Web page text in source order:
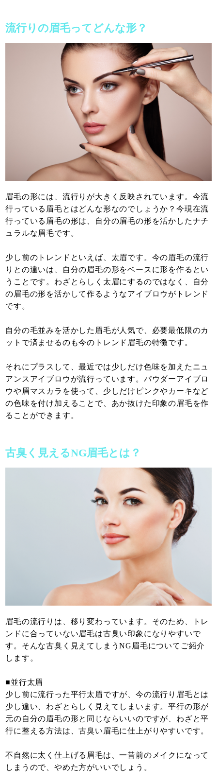
流行りの眉毛ってどんな形？
眉毛の形には、流行りが大きく反映されています。今流
行っている眉毛とはどんな形なのでしょうか？今現在流
行っている眉毛の形は、自分の眉毛の形を活かしたナチ
ュラルな眉毛です。
少し前のトレンドといえば、太眉です。今の眉毛の流行
りとの違いは、自分の眉毛の形をベースに形を作るとい
うことです。わざとらしく太眉にするのではなく、自分
の眉毛の形を活かして作るようなアイブロウがトレンド
です。
自分の毛並みを活かした眉毛が人気で、必要最低限のカ
ットで済ませるのも今のトレンド眉毛の特徴です。
それにプラスして、最近では少しだけ色味を加えたニュ
アンスアイブロウが流行っています。パウダーアイブロ
ウや眉マスカラを使って、少しだけピンクやカーキなど
の色味を付け加えることで、あか抜けた印象の眉毛を作
ることができます。
古臭く見えるNG眉毛とは？
眉毛の流行りは、移り変わっています。そのため、トレ
ンドに合っていない眉毛は古臭い印象になりやすいで
す。そんな古臭く見えてしまうNG眉毛についてご紹介
します。
■並行太眉
少し前に流行った平行太眉ですが、今の流行り眉毛とは
少し違い、わざとらしく見えてしまいます。平行の形が
元の自分の眉毛の形と同じならいいのですが、わざと平
行に整える方法は、古臭い眉毛に仕上がりやすいです。
不自然に太く仕上げる眉毛は、一昔前のメイクになって
しまうので、やめた方がいいでしょう。